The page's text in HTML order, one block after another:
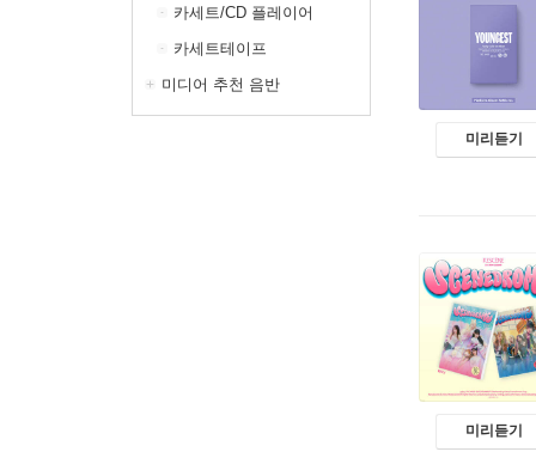
카세트/CD 플레이어
카세트테이프
미디어 추천 음반
미리듣기
미리듣기